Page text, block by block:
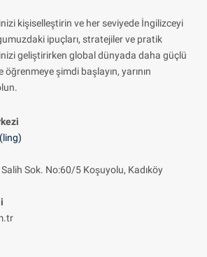
kişiselleştirin ve her seviyede İngilizceyi
ipuçları, stratejiler ve pratik
geliştirirken global dünyada daha güçlü
şimdi başlayın, yarının
Sok. No:60/5 Koşuyolu, Kadıköy